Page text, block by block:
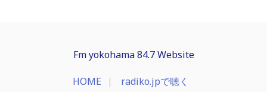
Fm yokohama 84.7 Website
HOME radiko.jpで聴く